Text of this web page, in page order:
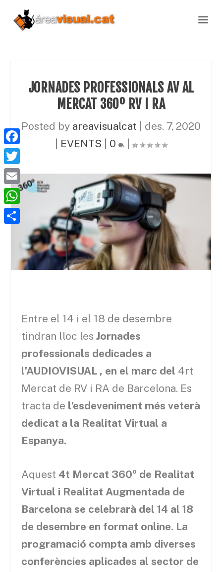
JORNADES PROFESSIONALS AV AL
MERCAT 360º RV I RA
Posted by areavisualcat
des. 7, 2020
EVENTS 0
Entre el 14 i el 18 de desembre
tindran lloc les Jornades
professionals dedicades a
l’AUDIOVISUAL , en el marc del 4rt
Mercat de RV i RA de Barcelona. Es
tracta de l’esdeveniment més veterà
dedicat a la Realitat Virtual a
Espanya.
Aquest 4t Mercat 360º de Realitat
Virtual i Realitat Augmentada de
Barcelona se celebrarà del 14 al 18
de desembre en format online. La
programació compta amb diverses
conferències aplicades al sector de
F
a
c
e
b
T
w
i
t
E
m
a
W
h